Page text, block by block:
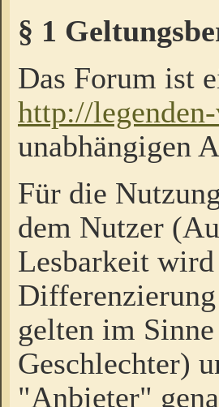
§ 1
Das Forum ist
http://
unabhängigen
Für die
dem Nutzer
Lesbarkeit wird
gelten im
Geschlechter)
"Anbieter"